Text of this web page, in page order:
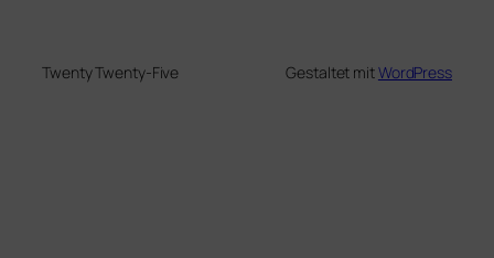
Twenty Twenty-Five Gestaltet mitWordPress